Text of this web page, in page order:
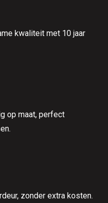
kwaliteit met 10 jaar
op maat, perfect
zonder extra kosten.